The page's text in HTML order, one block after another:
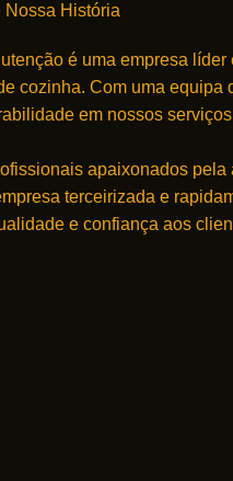
Nossa História
é uma empresa
cozinha. Com uma equipa
em nossos
apaixonados
terceirizada e
e confiança aos